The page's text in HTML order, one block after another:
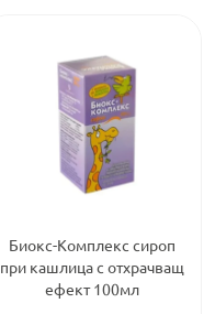
Биокс-Комплекс сироп
при кашлица с отхрачващ
ефект 100мл